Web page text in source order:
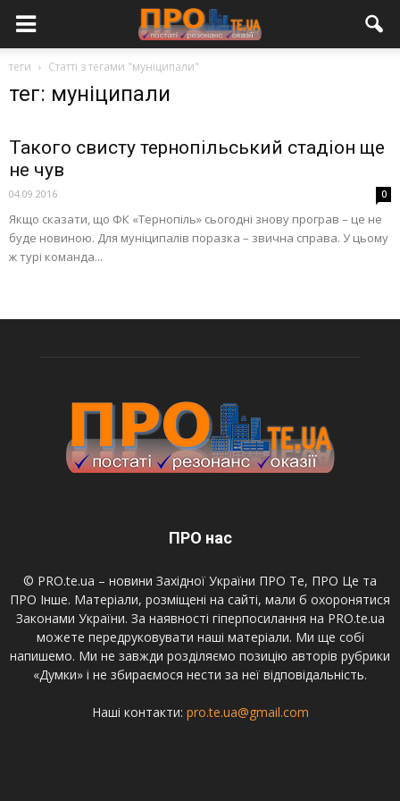
теги Статті з тегами "муніципали"
тег: муніципали
Такого свисту тернопільський стадіон ще
не чув
04.09.2016 0
Якщо сказати, що ФК «Тернопіль» сьогодні знову програв – це не
буде новиною. Для муніципалів поразка – звична справа. У цьому
ж турі команда...
ПРО нас
© PRO.te.ua – новини Західної України ПРО Те, ПРО Це та
ПРО Інше. Матеріали, розміщені на сайті, мали б охоронятися
Законами України. За наявності гіперпосилання на PRO.te.ua
можете передруковувати наші матеріали. Ми ще собі
напишемо. Ми не завжди розділяємо позицію авторів рубрики
«Думки» і не збираємося нести за неї відповідальність.
Наші контакти: pro.te.ua@gmail.com